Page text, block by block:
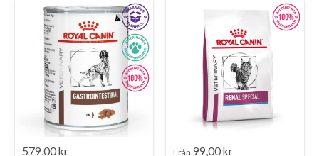
Rea-
579,00 kr
Rea-
Från 99,00 kr